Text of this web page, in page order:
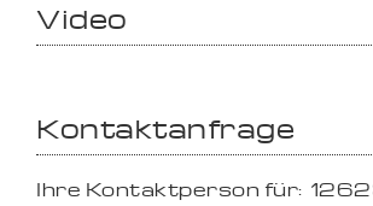
Video
Kontaktanfrage
Ihre Kontaktperson für: